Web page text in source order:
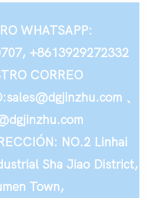
WHATSAPP:
+8613929272332
CORREO
、
NO.2 Linhai
Sha Jiao District,
Town,